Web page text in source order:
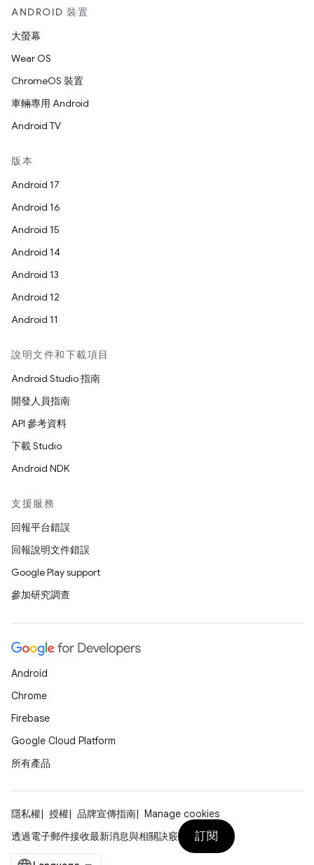
ANDROID 裝置
大螢幕
Wear OS
ChromeOS 裝置
車輛專用 Android
Android TV
版本
Android 17
Android 16
Android 15
Android 14
Android 13
Android 12
Android 11
說明文件和下載項目
Android Studio 指南
開發人員指南
API 參考資料
下載 Studio
Android NDK
支援服務
回報平台錯誤
回報說明文件錯誤
Google Play support
參加研究調查
Android
Chrome
Firebase
Google Cloud Platform
所有產品
隱私權 授權 品牌宣傳指南
Manage cookies
透過電子郵件接收最新消息與相關訣竅
訂閱